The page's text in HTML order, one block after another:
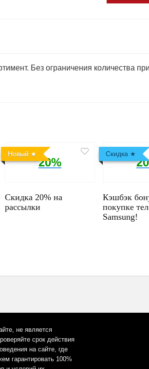
Без ограничения количества
Новый
20%
Скидка 20% на
рассылки
Скидка
Кэшбэк
покупке
Samsung!
не является
срок действия
на сайте, где
гарантировать 100%